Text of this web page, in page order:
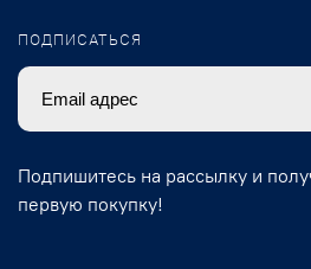
ПОДПИСАТЬСЯ
Подпишитесь на рассылку и
первую покупку!